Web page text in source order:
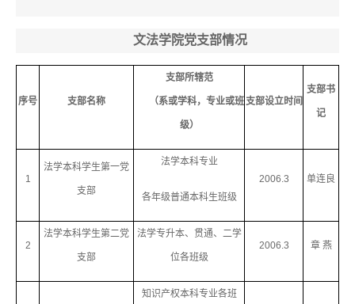
文法学院党支部情况
序号 支部名称
支部所辖范
（系或学科，专业或班
级）
支部设立时间
支部书
记
1
法学本科学生第一党
支部
法学本科专业
各年级普通本科生班级
2006.3 单连良
2
法学本科学生第二党
支部
法学专升本、贯通、二学
位各班级
2006.3 章 燕
知识产权本科专业各班